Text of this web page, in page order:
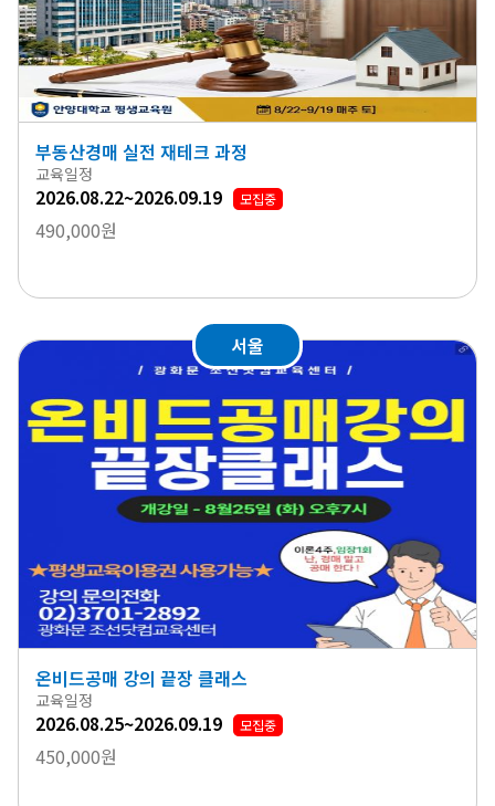
부동산경매 실전 재테크 과정
교육일정
2026.08.22~2026.09.19 모집중
490,000원
서울
온비드공매 강의 끝장 클래스
교육일정
2026.08.25~2026.09.19 모집중
450,000원